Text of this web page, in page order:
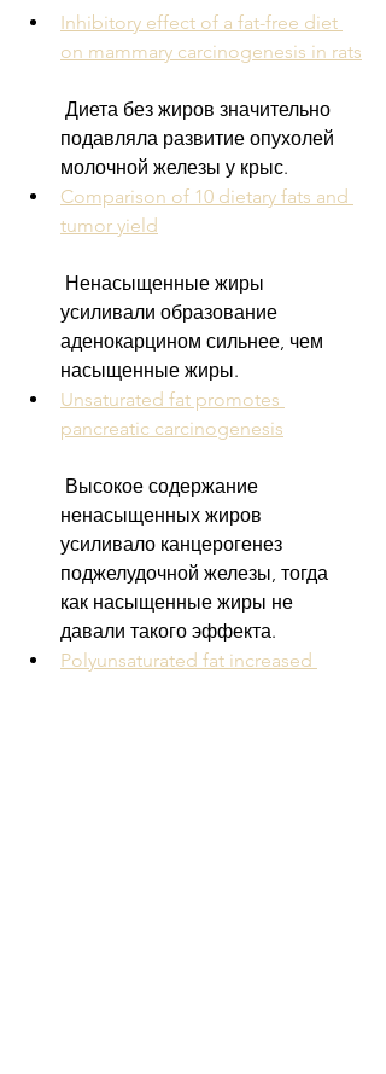
Inhibitory effect of a fat-free diet
on mammary carcinogenesis in rats
подавляла развитие опухолей
молочной железы у крыс.
Comparison of 10 dietary fats and
tumor yield
усиливали образование
аденокарцином сильнее, чем
насыщенные жиры.
Unsaturated fat promotes
pancreatic carcinogenesis
ненасыщенных жиров
усиливало канцерогенез
поджелудочной железы, тогда
как насыщенные жиры не
давали такого эффекта.
Polyunsaturated fat increased